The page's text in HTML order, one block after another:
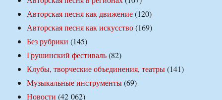
Авторская песня как движение(120)
Авторская песня как искусство(169)
Без рубрики (145)
Грушинский фестиваль(82)
Клубы, творческие объединения, театры(141)
Музыкальные инструменты(69)
Новости (42 062)